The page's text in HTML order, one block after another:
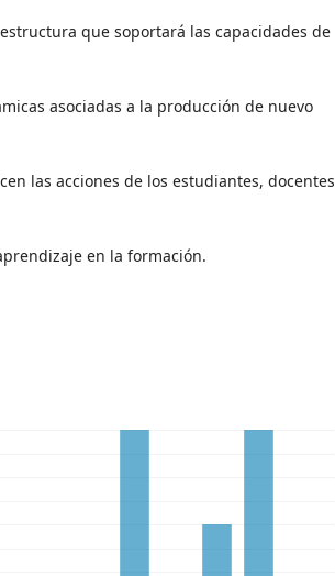
que soportará las capacidades de
asociadas a la producción de nuevo
las acciones de los estudiantes, docentes
en la formación.